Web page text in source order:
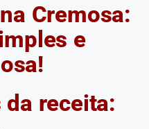
Cremosa:
e
receita: